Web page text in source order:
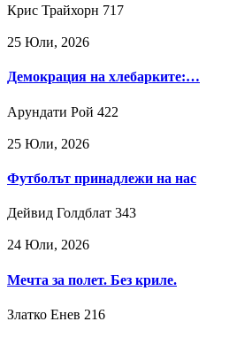
Крис Трайхорн 717
25 Юли, 2026
Демокрация на хлебарките:…
Арундати Рой 422
25 Юли, 2026
Футболът принадлежи на нас
Дейвид Голдблат 343
24 Юли, 2026
Мечта за полет. Без криле.
Златко Енев 216